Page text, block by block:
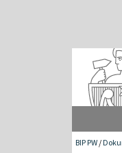
BIP PW/